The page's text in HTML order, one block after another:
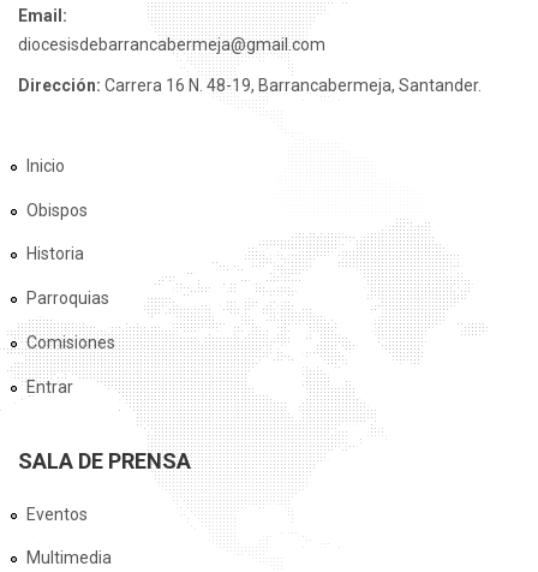
Email:
diocesisdebarrancabermeja@gmail.com
Dirección: Carrera 16 N. 48-19, Barrancabermeja, Santander.
Inicio
Obispos
Historia
Parroquias
Comisiones
Entrar
SALA DE PRENSA
Eventos
Multimedia